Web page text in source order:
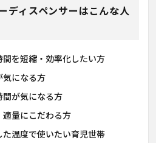
ディスペンサーはこんな人
を短縮・効率化したい方
気になる方
間が気になる方
適量にこだわる方
温度で使いたい育児世帯